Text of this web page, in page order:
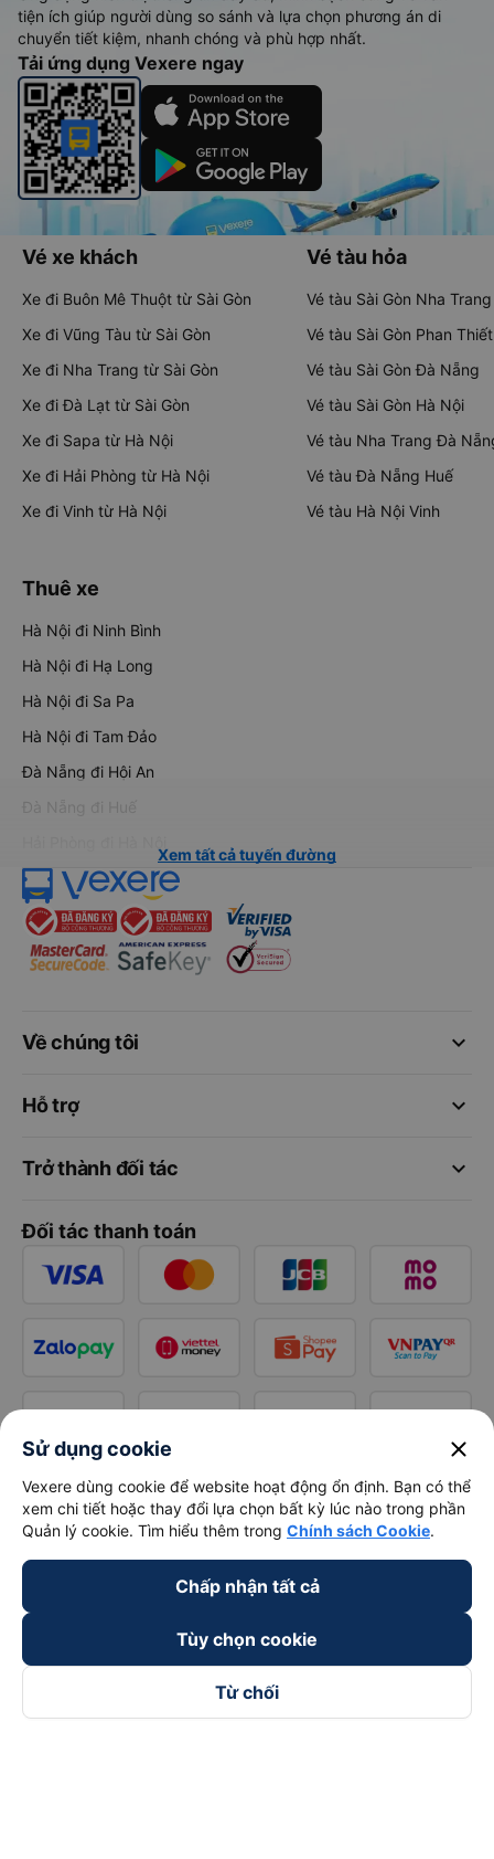
tiện ích giúp người dùng so sánh và lựa chọn phương án di
chuyển tiết kiệm, nhanh chóng và phù hợp nhất.
Tải ứng dụng Vexere ngay
Vé xe khách
Xe đi Buôn Mê Thuột từ Sài Gòn
Xe đi Vũng Tàu từ Sài Gòn
Xe đi Nha Trang từ Sài Gòn
Xe đi Đà Lạt từ Sài Gòn
Xe đi Sapa từ Hà Nội
Xe đi Hải Phòng từ Hà Nội
Xe đi Vinh từ Hà Nội
Vé tàu hỏa
Vé tàu Sài Gòn Nha Trang
Vé tàu Sài Gòn Phan Thiết
Vé tàu Sài Gòn Đà Nẵng
Vé tàu Sài Gòn Hà Nội
Vé tàu Nha Trang Đà
Vé tàu Đà Nẵng Huế
Vé tàu Hà Nội Vinh
Thuê xe
Hà Nội đi Ninh Bình
Hà Nội đi Hạ Long
Hà Nội đi Sa Pa
Hà Nội đi Tam Đảo
Đà Nẵng đi Hội An
Đà Nẵng đi Huế
Xem tất cả tuyến đường
keyboard_arrow_down
Về chúng tôi
keyboard_arrow_down
Hỗ trợ
keyboard_arrow_down
Trở thành đối tác
Đối tác thanh toán
Sử dụng cookie close
Vexere dùng cookie để website hoạt động ổn định. Bạn có thể
xem chi tiết hoặc thay đổi lựa chọn bất kỳ lúc nào trong phần
Quản lý cookie. Tìm hiểu thêm trong Chính sách Cookie.
Chấp nhận tất cả
Tùy chọn cookie
Từ chối